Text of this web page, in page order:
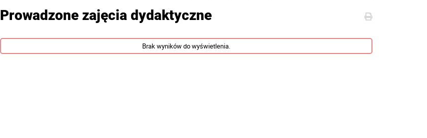
Prowadzone zajęcia dydaktyczne
Brak wyników do wyświetlenia.